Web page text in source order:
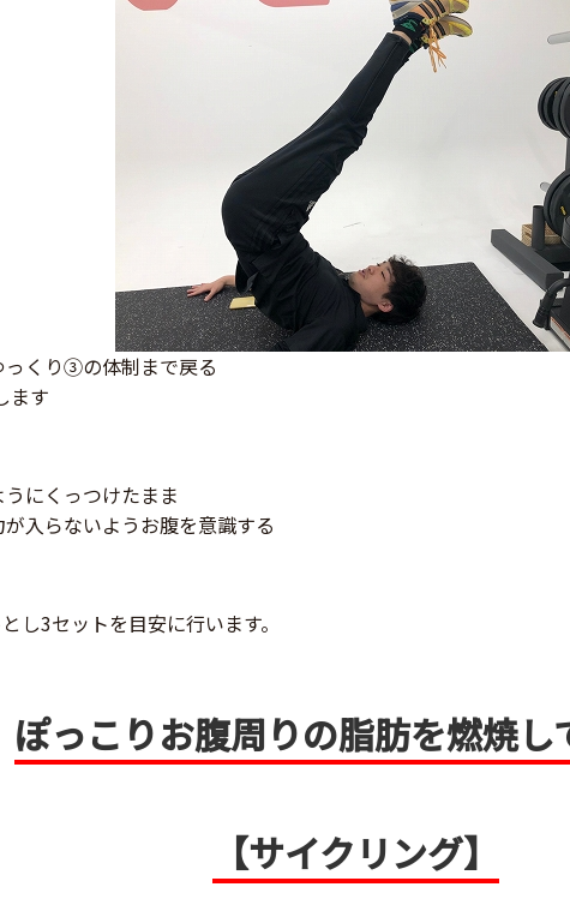
くり③の体制まで戻る
す
にくっつけたまま
入らないようお腹を意識する
し3セットを目安に行います。
ぽっこりお腹周りの脂肪を燃焼し
【サイクリング】